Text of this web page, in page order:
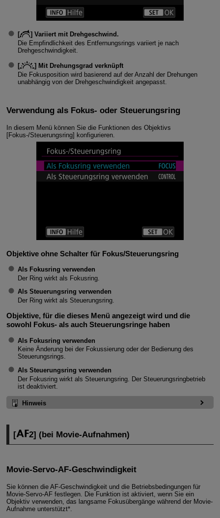
[ ] Variiert mit Drehgeschwind.
Die Empfindlichkeit des Entfernungsrings variiert je nach
Drehgeschwindigkeit.
[ ] Mit Drehungsgrad verknüpft
Die Fokusposition wird basierend auf der Anzahl der Drehungen
unabhängig von der Drehgeschwindigkeit angepasst.
Verwendung als Fokus- oder Steuerungsring
In diesem Menü können Sie die Funktionen des Objektivs
[Fokus-/Steuerungsring] konfigurieren.
Objektive ohne Schalter für Fokus/Steuerungsring
Als Fokusring verwenden
Der Ring wirkt als Fokusring.
Als Steuerungsring verwenden
Der Ring wirkt als Steuerungsring.
Objektive, für die dieses Menü angezeigt wird und die
sowohl Fokus- als auch Steuerungsringe haben
Als Fokusring verwenden
Keine Änderung bei der Fokussierung oder der Bedienung des
Steuerungsrings.
Als Steuerungsring verwenden
Der Fokusring wirkt als Steuerungsring. Der Steuerungsringbetrieb
ist deaktiviert.
Hinweis
[ 2] (bei Movie-Aufnahmen)
Movie-Servo-AF-Geschwindigkeit
Sie können die AF-Geschwindigkeit und die Betriebsbedingungen für
Movie-Servo-AF festlegen. Die Funktion ist aktiviert, wenn Sie ein
Objektiv verwenden, das langsame Fokusübergänge während der Movie-
Aufnahme unterstützt*.